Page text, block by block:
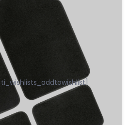
[ti_wishlists_addtowishlist]